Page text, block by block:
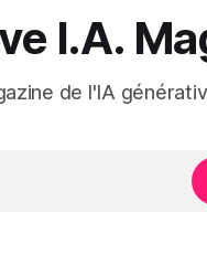
I.A.
de l'IA